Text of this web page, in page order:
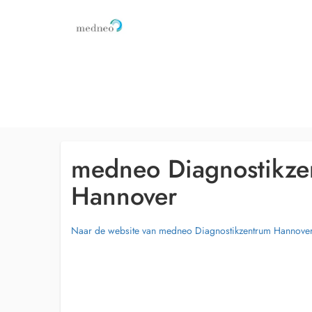
medneo
Hannover
Naar de website van medneo Diagnostikzentrum